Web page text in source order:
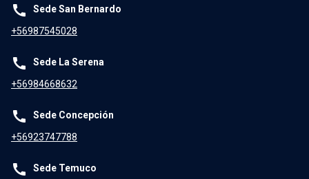
call
Sede San Bernardo
+56987545028
call
Sede La Serena
+56984668632
call
Sede Concepción
+56923747788
call
Sede Temuco